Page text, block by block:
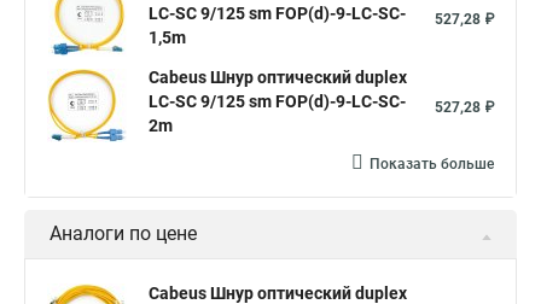
LC-SC 9/125 sm FOP(d)-9-LC-SC-
1,5m
527,28 ₽
Cabeus Шнур оптический duplex
LC-SC 9/125 sm FOP(d)-9-LC-SC-
2m
527,28 ₽
Показать больше
Аналоги по цене
Cabeus Шнур оптический duplex